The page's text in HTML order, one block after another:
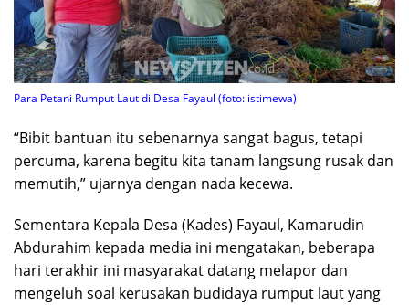
Para Petani Rumput Laut di Desa Fayaul (foto: istimewa)
“Bibit bantuan itu sebenarnya sangat bagus, tetapi
percuma, karena begitu kita tanam langsung rusak dan
memutih,” ujarnya dengan nada kecewa.
Sementara Kepala Desa (Kades) Fayaul, Kamarudin
Abdurahim kepada media ini mengatakan, beberapa
hari terakhir ini masyarakat datang melapor dan
mengeluh soal kerusakan budidaya rumput laut yang